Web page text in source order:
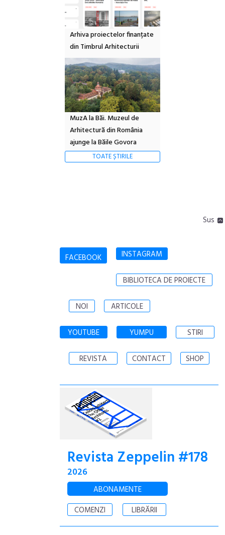
Arhiva proiectelor finanțate
din Timbrul Arhitecturii
MuzA la Băi. Muzeul de
Arhitectură din România
ajunge la Băile Govora
TOATE ȘTIRILE
Sus
FACEBOOK INSTAGRAM
BIBLIOTECA DE PROIECTE
NOI ARTICOLE
YOUTUBE YUMPU STIRI
REVISTA CONTACT SHOP
Revista Zeppelin #178
2026
ABONAMENTE
COMENZI
LIBRĂRII